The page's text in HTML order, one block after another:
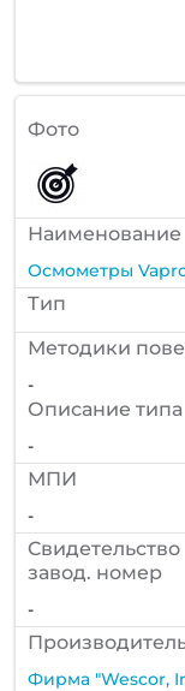
Фото
Наименование
Осмометры
Тип
Методики
-
Описание типа
-
МПИ
-
Cвидетельство
завод. номер
-
Фирма "Wescor,